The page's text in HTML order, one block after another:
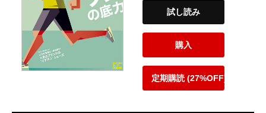
試し読み
購入
定期購読 (27%OFF)